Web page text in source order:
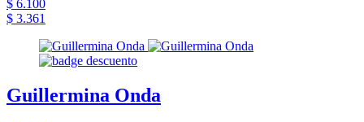
$ 6.100
$ 3.361
Guillermina Onda